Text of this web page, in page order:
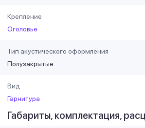
Крепление
Оголовье
Тип акустического оформления
Полузакрытые
Вид
Гарнитура
Габариты, комплектация,